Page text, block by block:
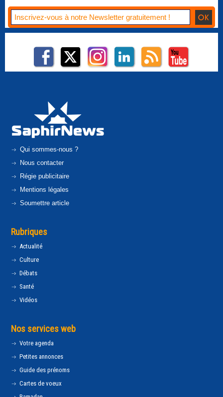
Qui sommes-nous ?
Nous contacter
Régie publicitaire
Mentions légales
Soumettre article
Rubriques
Actualité
Culture
Débats
Santé
Vidéos
Nos services web
Votre agenda
Petites annonces
Guide des prénoms
Cartes de voeux